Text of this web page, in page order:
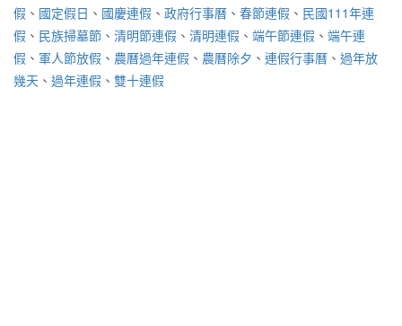
假 、 國定假日 、 國慶連假 、 政府行事曆 、 春節連假 、 民國111年連
假 、 民族掃墓節 、 清明節連假 、 清明連假 、 端午節連假 、 端午連
假 、 軍人節放假 、 農曆過年連假 、 農曆除夕 、 連假行事曆 、 過年放
幾天 、 過年連假 、 雙十連假